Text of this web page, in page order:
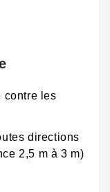
contre les
directions
2,5 m à 3 m)